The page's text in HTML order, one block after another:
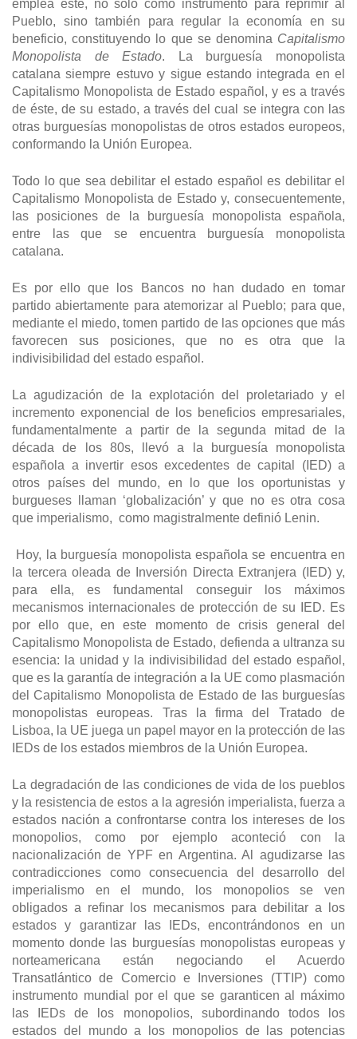
emplea éste, no sólo como instrumento para reprimir al
Pueblo, sino también para regular la economía en su
beneficio, constituyendo lo que se denomina Capitalismo
Monopolista de Estado. La burguesía monopolista
catalana siempre estuvo y sigue estando integrada en el
Capitalismo Monopolista de Estado español, y es a través
de éste, de su estado, a través del cual se integra con las
otras burguesías monopolistas de otros estados europeos,
conformando la Unión Europea.
Todo lo que sea debilitar el estado español es debilitar el
Capitalismo Monopolista de Estado y, consecuentemente,
las posiciones de la burguesía monopolista española,
entre las que se encuentra burguesía monopolista
catalana.
Es por ello que los Bancos no han dudado en tomar
partido abiertamente para atemorizar al Pueblo; para que,
mediante el miedo, tomen partido de las opciones que más
favorecen sus posiciones, que no es otra que la
indivisibilidad del estado español.
La agudización de la explotación del proletariado y el
incremento exponencial de los beneficios empresariales,
fundamentalmente a partir de la segunda mitad de la
década de los 80s, llevó a la burguesía monopolista
española a invertir esos excedentes de capital (IED) a
otros países del mundo, en lo que los oportunistas y
burgueses llaman ‘globalización’ y que no es otra cosa
que imperialismo, como magistralmente definió Lenin.
Hoy, la burguesía monopolista española se encuentra en
la tercera oleada de Inversión Directa Extranjera (IED) y,
para ella, es fundamental conseguir los máximos
mecanismos internacionales de protección de su IED. Es
por ello que, en este momento de crisis general del
Capitalismo Monopolista de Estado, defienda a ultranza su
esencia: la unidad y la indivisibilidad del estado español,
que es la garantía de integración a la UE como plasmación
del Capitalismo Monopolista de Estado de las burguesías
monopolistas europeas. Tras la firma del Tratado de
Lisboa, la UE juega un papel mayor en la protección de las
IEDs de los estados miembros de la Unión Europea.
La degradación de las condiciones de vida de los pueblos
y la resistencia de estos a la agresión imperialista, fuerza a
estados nación a confrontarse contra los intereses de los
monopolios, como por ejemplo aconteció con la
nacionalización de YPF en Argentina. Al agudizarse las
contradicciones como consecuencia del desarrollo del
imperialismo en el mundo, los monopolios se ven
obligados a refinar los mecanismos para debilitar a los
estados y garantizar las IEDs, encontrándonos en un
momento donde las burguesías monopolistas europeas y
norteamericana están negociando el Acuerdo
Transatlántico de Comercio e Inversiones (TTIP) como
instrumento mundial por el que se garanticen al máximo
las IEDs de los monopolios, subordinando todos los
estados del mundo a los monopolios de las potencias